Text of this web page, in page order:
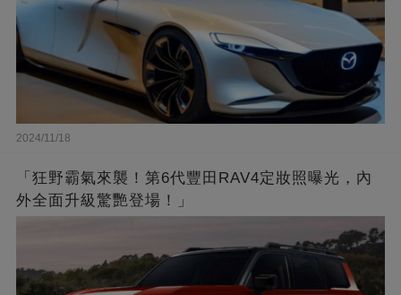
2024/11/18
「狂野霸氣來襲！第6代豐田RAV4定妝照曝光，內
外全面升級驚艷登場！」